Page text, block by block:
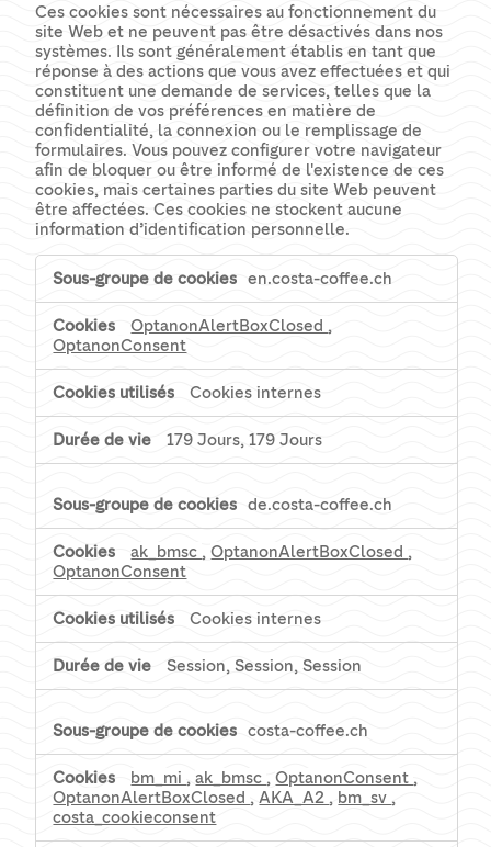
Ces cookies sont nécessaires au fonctionnement du
site Web et ne peuvent pas être désactivés dans nos
systèmes. Ils sont généralement établis en tant que
réponse à des actions que vous avez effectuées et qui
constituent une demande de services, telles que la
définition de vos préférences en matière de
confidentialité, la connexion ou le remplissage de
formulaires. Vous pouvez configurer votre navigateur
afin de bloquer ou être informé de l'existence de ces
cookies, mais certaines parties du site Web peuvent
être affectées. Ces cookies ne stockent aucune
information d’identification personnelle.
strictement
nécessaires
en.costa-coffee.ch
OptanonAlertBoxClosed ,
OptanonConsent
Cookies internes
179 Jours, 179 Jours
de.costa-coffee.ch
ak_bmsc ,OptanonAlertBoxClosed ,
OptanonConsent
Cookies internes
Session, Session, Session
costa-coffee.ch
bm_mi ,ak_bmsc ,OptanonConsent ,
OptanonAlertBoxClosed ,AKA_A2 , bm_sv ,
costa_cookieconsent